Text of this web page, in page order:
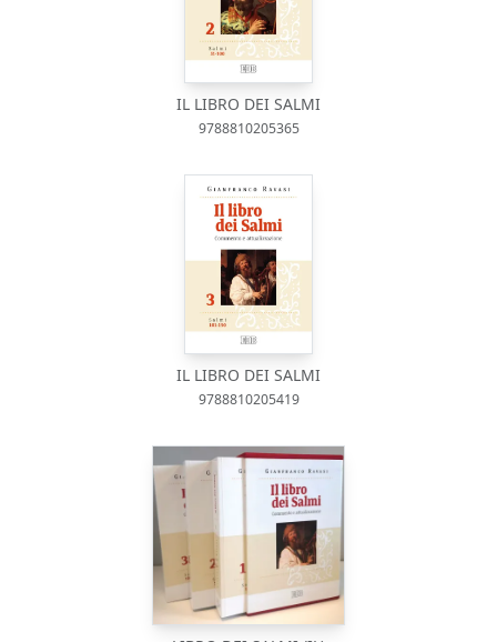
IL LIBRO DEI SALMI
9788810205365
IL LIBRO DEI SALMI
9788810205419